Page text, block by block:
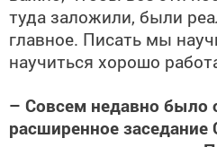
туда заложили, были
главное. Писать мы
научиться хорошо
– Совсем недавно было
расширенное заседание